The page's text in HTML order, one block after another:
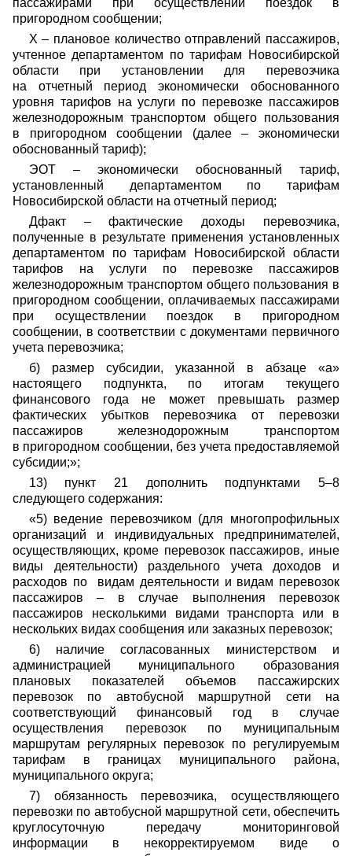
пассажирами при осуществлении поездок в
пригородном сообщении;
X – плановое количество отправлений пассажиров,
учтенное департаментом по тарифам Новосибирской
области при установлении для перевозчика
на отчетный периодэкономически обоснованного
уровня тарифов на услуги по перевозке пассажиров
железнодорожным транспортом общего пользования
в пригородном сообщении (далее – экономически
обоснованный тариф);
ЭОТ – экономически обоснованный тариф,
установленный департаментом по тарифам
Новосибирской области на отчетный период;
Дфакт –фактические доходы перевозчика,
полученные в результате применения установленных
департаментом по тарифам Новосибирской области
тарифов на услуги по перевозке пассажиров
железнодорожным транспортом общего пользования в
пригородном сообщении, оплачиваемых пассажирами
при осуществлении поездок в пригородном
сообщении, в соответствии с документами первичного
учета перевозчика;
б) размер субсидии, указанной в абзаце «а»
настоящего подпункта, по итогам текущего
финансового года не может превышать размер
фактических убытков перевозчика от перевозки
пассажиров железнодорожным транспортом
в пригородном сообщении, без учета предоставляемой
субсидии;»;
13) пункт 21 дополнить подпунктами 5–8
следующего содержания:
«5) ведение перевозчиком (для многопрофильных
организаций и индивидуальных предпринимателей,
осуществляющих, кроме перевозок пассажиров, иные
виды деятельности) раздельного учета доходов и
расходов по видам деятельности и видам перевозок
пассажиров – в случае выполнения перевозок
пассажиров несколькими видами транспорта или в
нескольких видах сообщения или заказных перевозок;
6) наличие согласованных министерством и
администрацией муниципального образования
плановых показателей объемов пассажирских
перевозок по автобусной маршрутной сети на
соответствующий финансовый год в случае
осуществления перевозок по муниципальным
маршрутам регулярных перевозок по регулируемым
тарифам в границах муниципального района,
муниципального округа;
7) обязанность перевозчика, осуществляющего
перевозки по автобусной маршрутной сети, обеспечить
круглосуточную передачу мониторинговой
информации в некорректируемом виде о